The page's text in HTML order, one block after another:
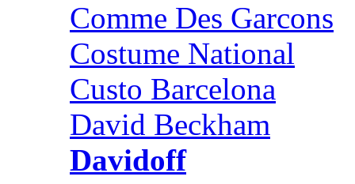
Comme Des Garcons
Costume National
Custo Barcelona
David Beckham
Davidoff